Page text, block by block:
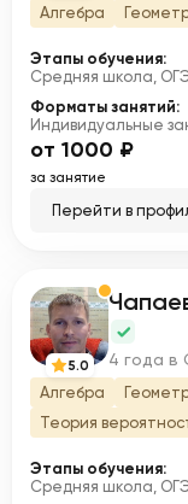
Алгебра
Этапы обучения:
Средняя школа,
Форматы занятий:
Индивидуальные
от 1000 ₽
за занятие
Перейти в
Ч
5.0 4 года в
Алгебра
Теория
Этапы обучения:
Средняя школа,